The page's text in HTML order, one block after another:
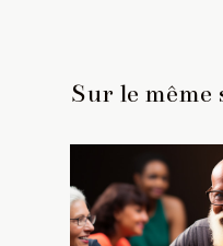
Sur le même